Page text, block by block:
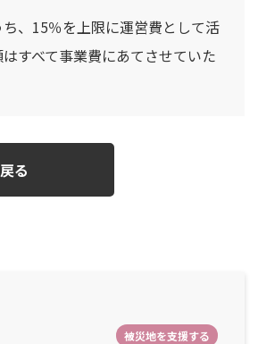
、15％を上限に運営費として活
すべて事業費にあてさせていた
る
被災地を支援する